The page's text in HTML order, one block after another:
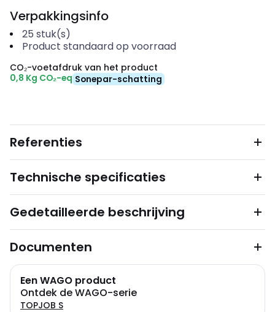
Verpakkingsinfo
25 stuk(s)
Product standaard op voorraad
CO₂-voetafdruk van het product
0,8 Kg CO₂-eq Sonepar-schatting
Referenties
Technische specificaties
Gedetailleerde beschrijving
Documenten
Een WAGO product
Ontdek de WAGO-serie
TOPJOB S